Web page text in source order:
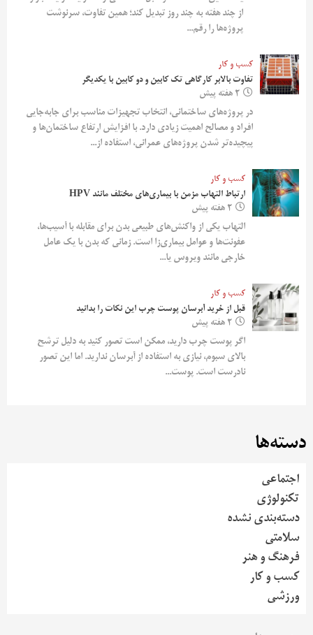
از چند هفته به چند روز تبدیل کند؛ همین تفاوت، سرنوشت
پروژه‌ها را رقم...
کسب و کار
تفاوت بالابر کارگاهی تک کابین و دو کابین با یکدیگر
2 هفته پیش
در پروژه‌های ساختمانی، انتخاب تجهیزات مناسب برای جابه‌جایی
افراد و مصالح اهمیت زیادی دارد. با افزایش ارتفاع ساختمان‌ها و
پیچیده‌تر شدن پروژه‌های عمرانی، استفاده از...
کسب و کار
ارتباط التهاب مزمن با بیماری‌های مختلف مانند HPV
2 هفته پیش
التهاب یکی از واکنش‌های طبیعی بدن برای مقابله با آسیب‌ها،
عفونت‌ها و عوامل بیماری‌زا است. زمانی که بدن با یک عامل
خارجی مانند ویروس یا...
کسب و کار
قبل از خرید آبرسان پوست چرب این نکات را بدانید
2 هفته پیش
اگر پوست چرب دارید، ممکن است تصور کنید به دلیل ترشح
بالای سبوم، نیازی به استفاده از آبرسان ندارید. اما این تصور
نادرست است. پوست...
دسته‌ها
اجتماعی
تکنولوژی
دسته‌بندی نشده
سلامتی
فرهنگ و هنر
کسب و کار
ورزشی